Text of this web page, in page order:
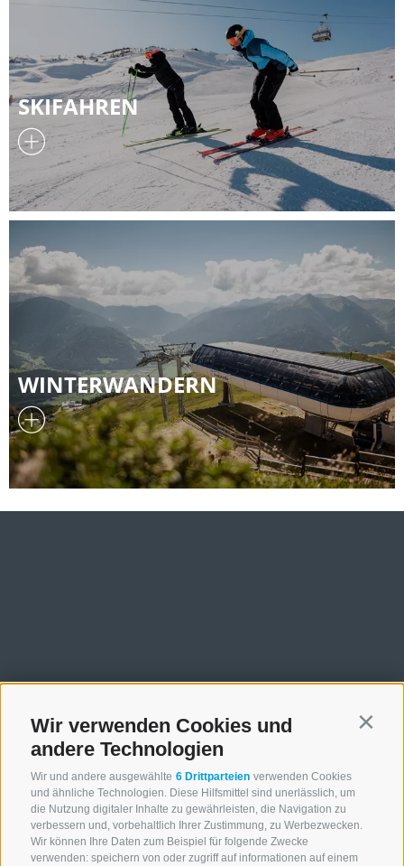
Wir verwenden Cookies und
andere Technologien
Wir und andere ausgewählte 6 Drittparteien verwenden Cookies
und ähnliche Technologien. Diese Hilfsmittel sind unerlässlich, um
die Nutzung digitaler Inhalte zu gewährleisten, die Navigation zu
verbessern und, vorbehaltlich Ihrer Zustimmung, zu Werbezwecken.
Wir können Ihre Daten zum Beispiel für folgende Zwecke
verwenden: speichern von oder zugriff auf informationen auf einem
SKIFAHREN
WINTERWANDERN